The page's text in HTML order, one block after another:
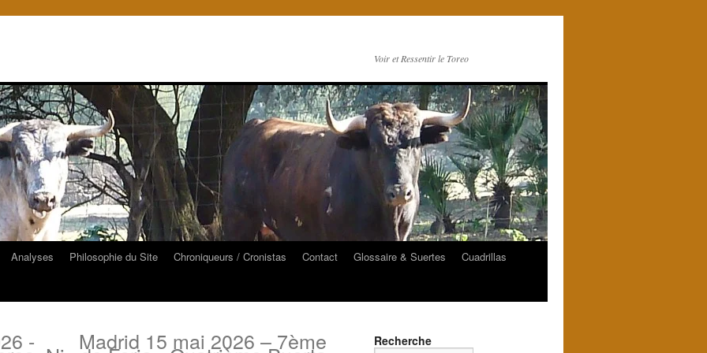
Voir et Ressentir le Toreo
Analyses Philosophie du Site Chroniqueurs / Cronistas Contact Glossaire & Suertes
Cuadrillas
- Madrid 15 mai 2026 – 7ème Recherche